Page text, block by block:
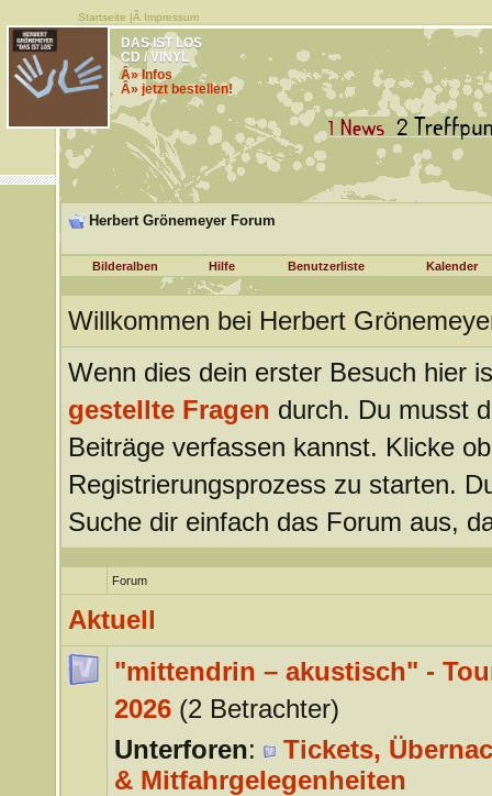
Startseite |Â Impressum
DAS IST LOS
CD / VINYL
Â» Infos
Â» jetzt bestellen!
Herbert Grönemeyer Forum
Bilderalben Hilfe Benutzerliste Kalender
Willkommen bei Herbert
Wenn dies dein erster Besuch hier
gestellte Fragen durch. Du musst
Beiträge verfassen kannst. Klicke
Registrierungsprozess zu starten.
Suche dir einfach das Forum aus,
Forum
Aktuell
"mittendrin – akustisch" -
2026 (2 Betrachter)
Unterforen:
Tickets,
& Mitfahrgelegenheiten